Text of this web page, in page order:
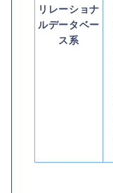
リレーショナ
ルデータベー
ス系